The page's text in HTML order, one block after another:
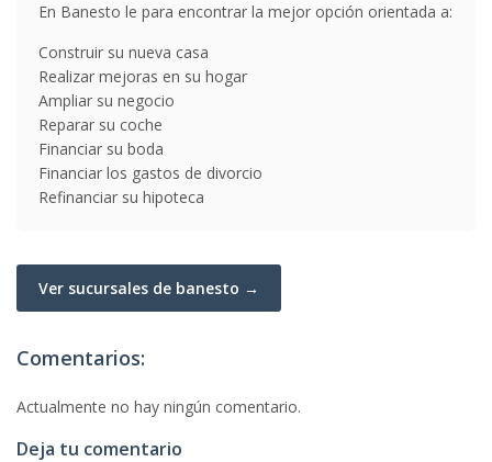
En Banesto le para encontrar la mejor opción orientada a:
Construir su nueva casa
Realizar mejoras en su hogar
Ampliar su negocio
Reparar su coche
Financiar su boda
Financiar los gastos de divorcio
Refinanciar su hipoteca
Ver sucursales de banesto →
Comentarios:
Actualmente no hay ningún comentario.
Deja tu comentario